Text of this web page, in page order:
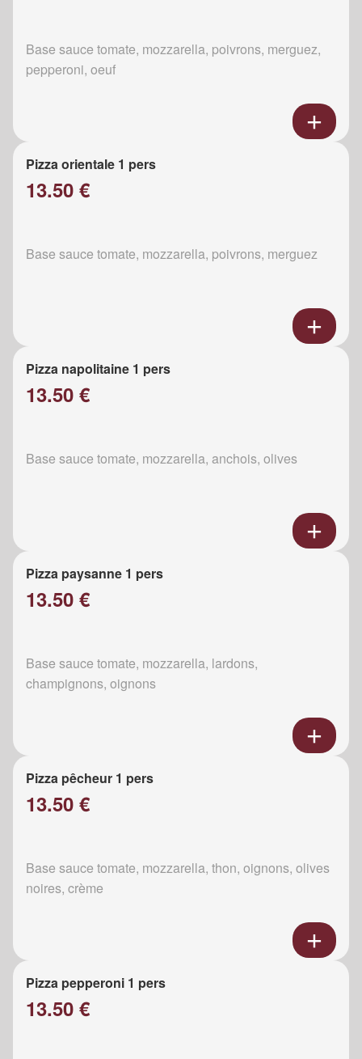
Base sauce tomate, mozzarella, poivrons, merguez,
pepperoni, oeuf
Pizza orientale 1 pers
13.50 €
Base sauce tomate, mozzarella, poivrons, merguez
Pizza napolitaine 1 pers
13.50 €
Base sauce tomate, mozzarella, anchois, olives
Pizza paysanne 1 pers
13.50 €
Base sauce tomate, mozzarella, lardons,
champignons, oignons
Pizza pêcheur 1 pers
13.50 €
Base sauce tomate, mozzarella, thon, oignons, olives
noires, crème
Pizza pepperoni 1 pers
13.50 €